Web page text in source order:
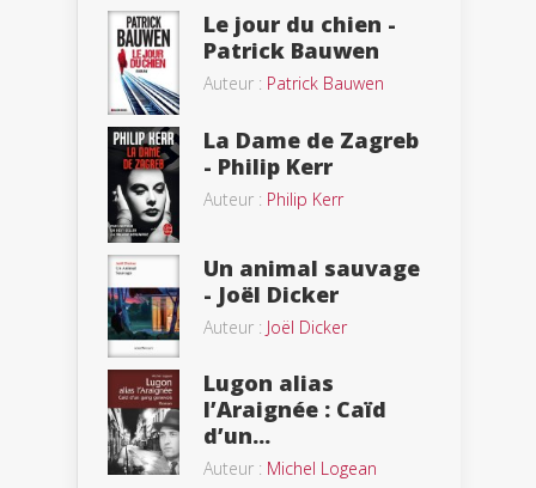
Le jour du chien -
Patrick Bauwen
Auteur : Patrick Bauwen
La Dame de Zagreb
- Philip Kerr
Auteur : Philip Kerr
Un animal sauvage
- Joël Dicker
Auteur : Joël Dicker
Lugon alias
l’Araignée : Caïd
d’un...
Auteur : Michel Logean